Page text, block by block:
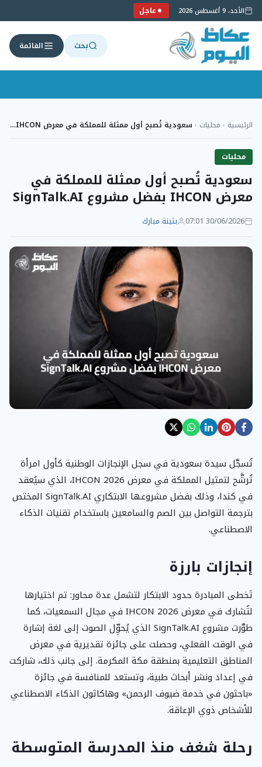
الأحد، 9 أغسطس 2026 عاجل
بحث القائمة
إلىالرئيسية › محليات › سعودية تُصبح أول ممثلة للمملكة في معرض IHCON…
محليات
سعودية تُصبح أول ممثلة للمملكة في
معرض IHCON بفضل مشروع SignTalk.AI
30/06/2026 07:01 بثينة مبارك
تُسجَّل سيدة سعودية في سجل الإنجازات الوطنية كأول امرأة
تُرشَّح لتمثيل المملكة في معرض IHCON 2026، الذي سيُعقد
في كندا، وذلك بفضل مشروعها الابتكاري SignTalk.AI المختص
بترجمة التواصل بين الصم والسامعين باستخدام تقنيات الذكاء
الاصطناعي.
إنجازات بارزة
تَخطى المبادرة حدود الابتكار لتشمل عدة محاور: تم اختيارها
لتُشارك في معرض IHCON 2026 في مجال السمعيات، كما
طوَّرت مشروع SignTalk.AI الذي يُحوِّل الصوت إلى لغة إشارة
في الوقت الفعلي، وحصلت على جائزة تقديرية في معرض
المناطق التعليمية بمنطقة مكة المكرمة. إلى جانب ذلك، شاركت
في إعداد ونشر أبحاث طبية، وتستعد للمنافسة في جائزة
«باحثون في خدمة ضيوف الرحمن» وهاكاثون الذكاء الاصطناعي
للأشخاص ذوي الإعاقة.
رحلة شغف منذ المدرسة المتوسطة